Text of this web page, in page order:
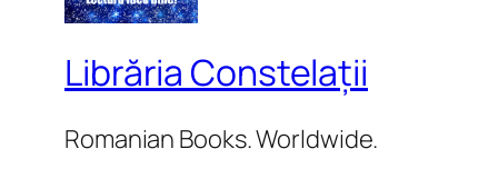
Librăria Constelații
Romanian Books. Worldwide.